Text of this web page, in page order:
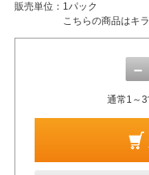
販売単位： 1パック
こちらの商品はキ
－
通常1～